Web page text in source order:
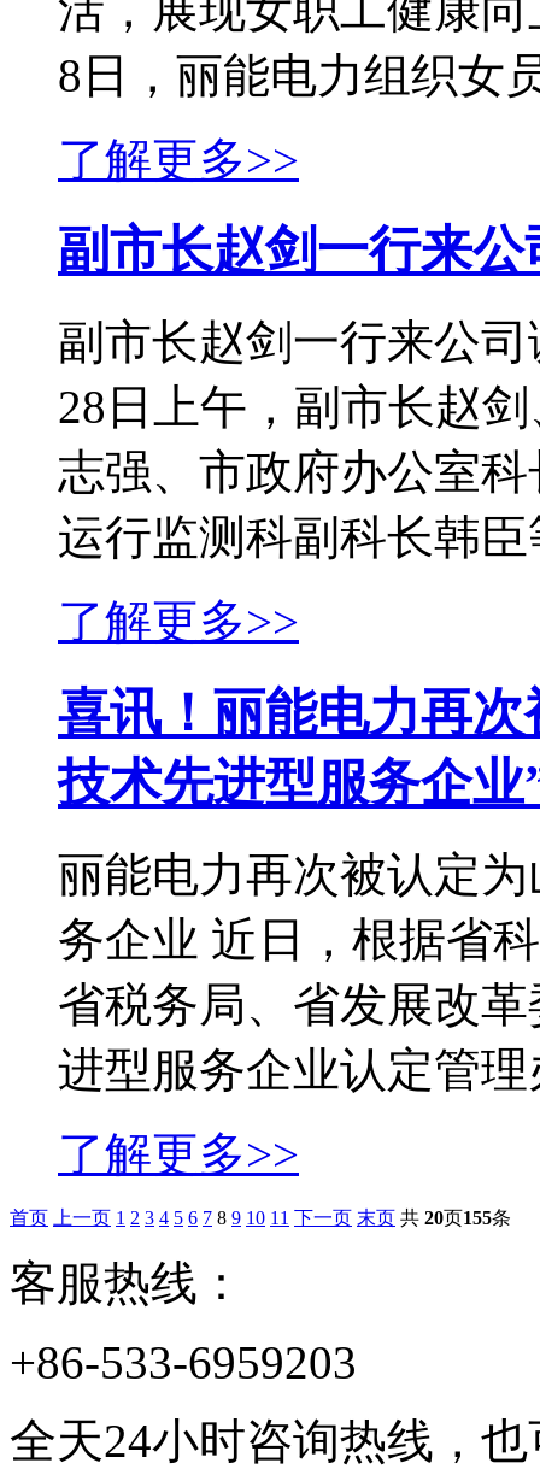
8日，丽能电力组织女
了解更多>>
副市长赵剑一行来
副市长赵剑一行来公
28日上午，副市长赵
志强、市政府办公室
运行监测科副科长韩臣
了解更多>>
喜讯！丽能电力再
技术先进型服务企业
丽能电力再次被认定
务企业 近日，根据省
省税务局、省发展改
进型服务企业认定管理
了解更多>>
首页 上一页 1 2 3 4 5 6 7 8 9 10 11 下一页 末页 共 20页155条
客服热线：
+86-533-6959203
全天24小时咨询热线，